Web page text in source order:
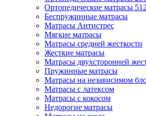
Ортопедические матрасы
Беспружинные матрасы
Матрасы Антистрес
Мягкие матрасы
Матрасы средней жесткости
Жесткие матрасы
Матрасы двухсторонней
Пружинные матрасы
Матрасы на независимом
Матрасы с латексом
Матрасы с кокосом
Недорогие матрасы